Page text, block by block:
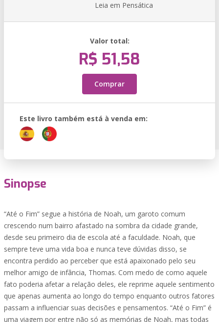
Leia em Pensática
Valor total:
R$ 51,58
Comprar
Este livro também está à venda em:
Sinopse
“Até o Fim” segue a história de Noah, um garoto comum
crescendo num bairro afastado na sombra da cidade grande,
desde seu primeiro dia de escola até a faculdade. Noah, que
sempre teve uma vida boa e nunca teve dúvidas disso, se
encontra perdido ao perceber que está apaixonado pelo seu
melhor amigo de infância, Thomas. Com medo de como aquele
fato poderia afetar a relação deles, ele reprime aquele sentimento
que apenas aumenta ao longo do tempo enquanto outros fatores
passam a influenciar suas decisões e pensamentos. “Até o Fim” é
uma viagem por entre não só as memórias de Noah, mas todas